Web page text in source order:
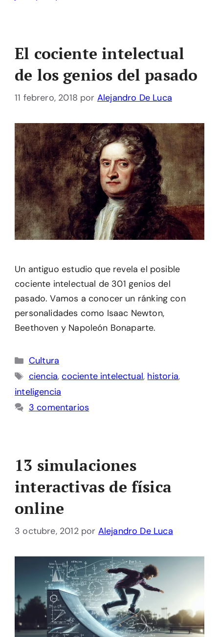
El cociente intelectual
de los genios del pasado
11 febrero, 2018 por Alejandro De Luca
Un antiguo estudio que revela el posible
cociente intelectual de 301 genios del
pasado. Vamos a conocer un ránking con
personalidades como Isaac Newton,
Beethoven y Napoleón Bonaparte.
Categorías
Cultura
Etiquetas
ciencia,cociente intelectual, historia,
inteligencia
3 comentarios
13 simulaciones
interactivas de física
online
3 octubre, 2012 por Alejandro De Luca